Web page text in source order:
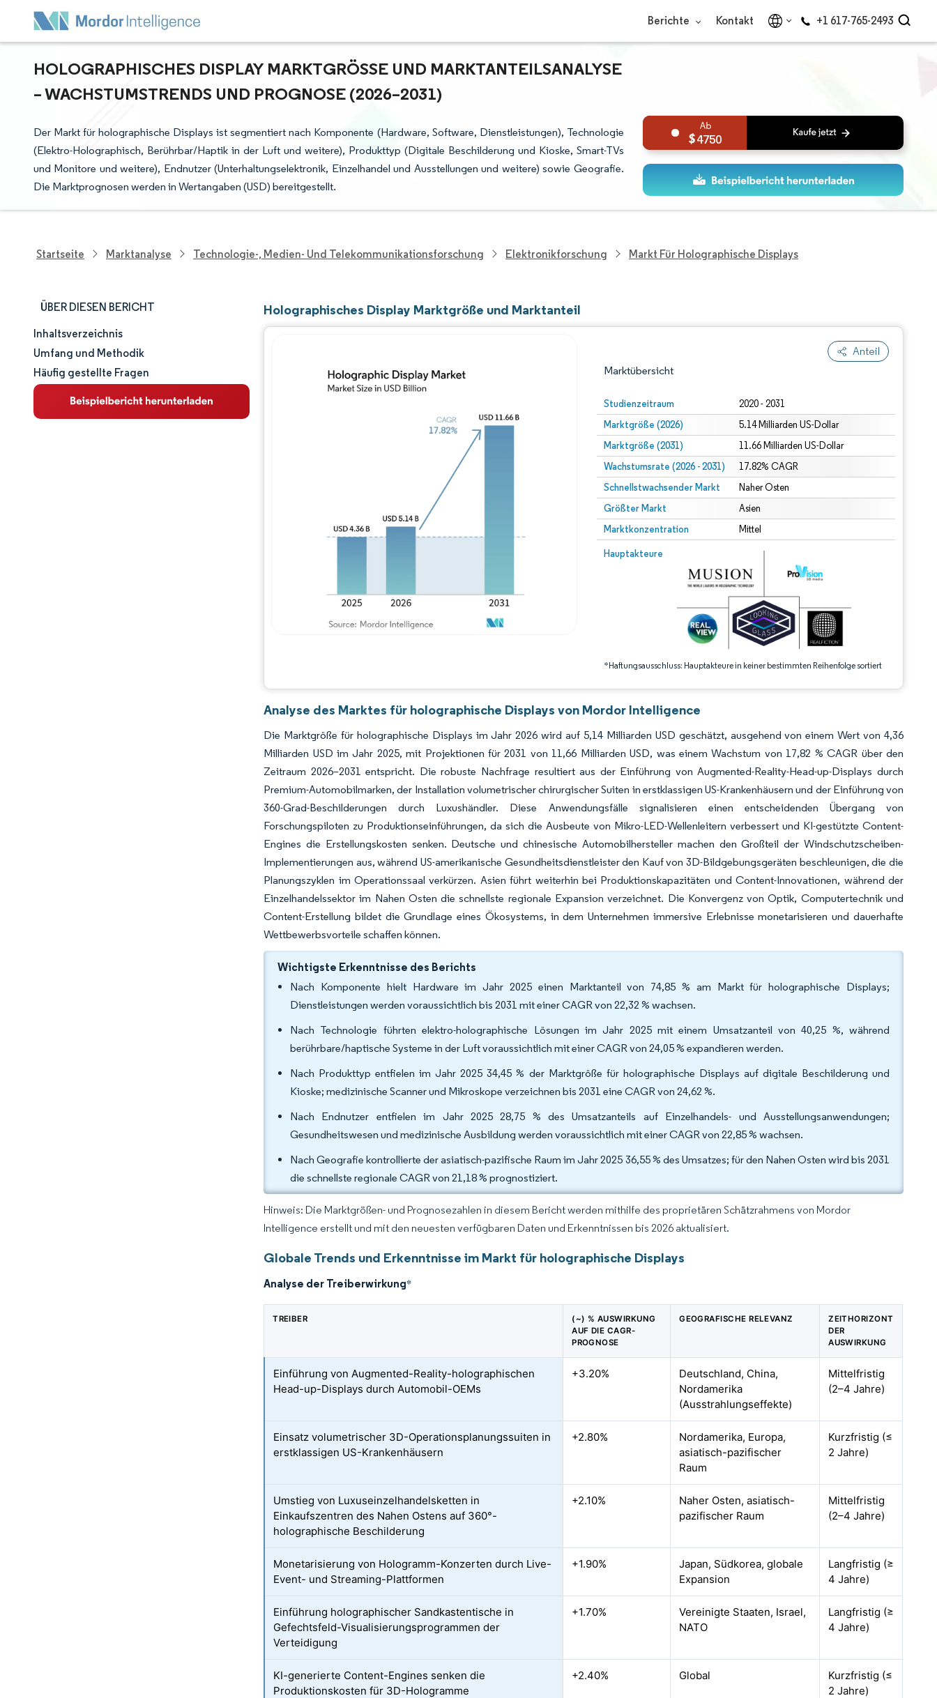
Berichte Kontakt +1 617-765-2493
HOLOGRAPHISCHES DISPLAY MARKTGRÖSSE UND MARKTANTEILSANALYSE –
WACHSTUMSTRENDS UND PROGNOSE (2026–2031)
Der Markt für holographische Displays ist segmentiert nach Komponente (Hardware, Software, Dienstleistungen), Technologie
(Elektro-Holographisch, Berührbar/Haptik in der Luft und weitere), Produkttyp (Digitale Beschilderung und Kioske, Smart-TVs
und Monitore und weitere), Endnutzer (Unterhaltungselektronik, Einzelhandel und Ausstellungen und weitere) sowie Geografie.
Die Marktprognosen werden in Wertangaben (USD) bereitgestellt.
4750
Startseite Marktanalyse Technologie-, Medien- Und Telekommunikationsforschung Elektronikforschung Markt Für Holographische Displays
ÜBER DIESEN BERICHT
Marktgröße und -anteil
Marktanalyse
Trends und Einblicke
Inhaltsverzeichnis
Umfang und Methodik
Häufig gestellte Fragen
Holographisches Display Marktgröße und Marktanteil
Anteil
Marktübersicht
Studienzeitraum 2020 - 2031
Marktgröße (2026) 5.14 Milliarden US-Dollar
Marktgröße (2031) 11.66 Milliarden US-Dollar
Wachstumsrate (2026 - 2031) 17.82% CAGR
Schnellstwachsender Markt Naher Osten
Größter Markt Asien
Marktkonzentration Mittel
Hauptakteure
*Haftungsausschluss: Hauptakteure in keiner bestimmten Reihenfolge sortiert
Bild © Mordor Intelligence. Wiederverwendung erfordert Namensnennung gemäß CC BY 4.0.
Bild © Mordor Intelligence. Wiederverwendung erfordert Namensnennung gemäß CC BY 4.0.
Analyse des Marktes für holographische Displays von Mordor Intelligence
Die Marktgröße für holographische Displays im Jahr 2026 wird auf 5,14 Milliarden USD geschätzt, ausgehend von einem Wert von 4,36
Milliarden USD im Jahr 2025, mit Projektionen für 2031 von 11,66 Milliarden USD, was einem Wachstum von 17,82 % CAGR über den
Zeitraum 2026–2031 entspricht. Die robuste Nachfrage resultiert aus der Einführung von Augmented-Reality-Head-up-Displays durch
Premium-Automobilmarken, der Installation volumetrischer chirurgischer Suiten in erstklassigen US-Krankenhäusern und der Einführung von
360-Grad-Beschilderungen durch Luxushändler. Diese Anwendungsfälle signalisieren einen entscheidenden Übergang von
Forschungspiloten zu Produktionseinführungen, da sich die Ausbeute von Mikro-LED-Wellenleitern verbessert und KI-gestützte Content-
Engines die Erstellungskosten senken. Deutsche und chinesische Automobilhersteller machen den Großteil der Windschutzscheiben-
Implementierungen aus, während US-amerikanische Gesundheitsdienstleister den Kauf von 3D-Bildgebungsgeräten beschleunigen, die die
Planungszyklen im Operationssaal verkürzen. Asien führt weiterhin bei Produktionskapazitäten und Content-Innovationen, während der
Einzelhandelssektor im Nahen Osten die schnellste regionale Expansion verzeichnet. Die Konvergenz von Optik, Computertechnik und
Content-Erstellung bildet die Grundlage eines Ökosystems, in dem Unternehmen immersive Erlebnisse monetarisieren und dauerhafte
Wettbewerbsvorteile schaffen können.
Wichtigste Erkenntnisse des Berichts
Nach Komponente hielt Hardware im Jahr 2025 einen Marktanteil von 74,85 % am Markt für holographische Displays;
Dienstleistungen werden voraussichtlich bis 2031 mit einer CAGR von 22,32 % wachsen.
Nach Technologie führten elektro-holographische Lösungen im Jahr 2025 mit einem Umsatzanteil von 40,25 %, während
berührbare/haptische Systeme in der Luft voraussichtlich mit einer CAGR von 24,05 % expandieren werden.
Nach Produkttyp entfielen im Jahr 2025 34,45 % der Marktgröße für holographische Displays auf digitale Beschilderung und
Kioske; medizinische Scanner und Mikroskope verzeichnen bis 2031 eine CAGR von 24,62 %.
Nach Endnutzer entfielen im Jahr 2025 28,75 % des Umsatzanteils auf Einzelhandels- und Ausstellungsanwendungen;
Gesundheitswesen und medizinische Ausbildung werden voraussichtlich mit einer CAGR von 22,85 % wachsen.
Nach Geografie kontrollierte der asiatisch-pazifische Raum im Jahr 2025 36,55 % des Umsatzes; für den Nahen Osten wird bis 2031
die schnellste regionale CAGR von 21,18 % prognostiziert.
Hinweis: Die Marktgrößen- und Prognosezahlen in diesem Bericht werden mithilfe des proprietären Schätzrahmens von Mordor
Intelligence erstellt und mit den neuesten verfügbaren Daten und Erkenntnissen bis 2026 aktualisiert.
Globale Trends und Erkenntnisse im Markt für holographische Displays
Analyse der Treiberwirkung*
TREIBER
(~) % AUSWIRKUNG
AUF DIE CAGR-
PROGNOSE
GEOGRAFISCHE RELEVANZ
ZEITHORIZONT
DER
AUSWIRKUNG
Einführung von Augmented-Reality-holographischen
Head-up-Displays durch Automobil-OEMs
+3.20%
Deutschland, China,
Nordamerika
(Ausstrahlungseffekte)
Mittelfristig
(2–4 Jahre)
Einsatz volumetrischer 3D-Operationsplanungssuiten in
erstklassigen US-Krankenhäusern
+2.80%
Nordamerika, Europa,
asiatisch-pazifischer
Raum
Kurzfristig (≤
2 Jahre)
Umstieg von Luxuseinzelhandelsketten in
Einkaufszentren des Nahen Ostens auf 360°-
holographische Beschilderung
+2.10%
Naher Osten, asiatisch-
pazifischer Raum
Mittelfristig
(2–4 Jahre)
Monetarisierung von Hologramm-Konzerten durch Live-
Event- und Streaming-Plattformen
+1.90%
Japan, Südkorea, globale
Expansion
Langfristig (≥
4 Jahre)
Einführung holographischer Sandkastentische in
Gefechtsfeld-Visualisierungsprogrammen der
Verteidigung
+1.70%
Vereinigte Staaten, Israel,
NATO
Langfristig (≥
4 Jahre)
KI-generierte Content-Engines senken die
Produktionskosten für 3D-Hologramme
+2.40% Global
Kurzfristig (≤
2 Jahre)